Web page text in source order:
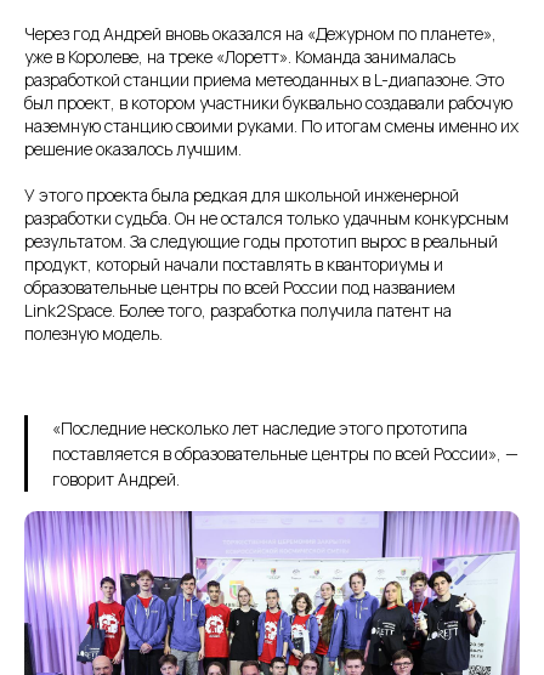
Через год Андрей вновь оказался на «Дежурном по планете»,
уже в Королеве, на треке «Лоретт». Команда занималась
разработкой станции приема метеоданных в L-диапазоне. Это
был проект, в котором участники буквально создавали рабочую
наземную станцию своими руками. По итогам смены именно их
решение оказалось лучшим.
У этого проекта была редкая для школьной инженерной
разработки судьба. Он не остался только удачным конкурсным
результатом. За следующие годы прототип вырос в реальный
продукт, который начали поставлять в кванториумы и
образовательные центры по всей России под названием
Link2Space. Более того, разработка получила патент на
полезную модель.
«Последние несколько лет наследие этого прототипа
поставляется в образовательные центры по всей России», —
говорит Андрей.